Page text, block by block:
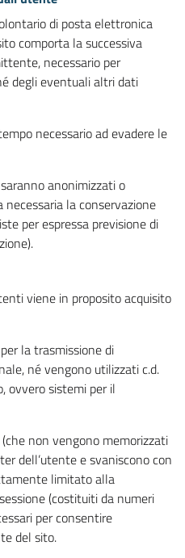
di posta elettronica
comporta la successiva
necessario per
degli eventuali altri dati
necessario ad evadere le
anonimizzati o
la conservazione
per espressa previsione di
viene in proposito acquisito
la trasmissione di
né vengono utilizzati c.d.
ovvero sistemi per il
(che non vengono memorizzati
dell’utente e svaniscono con
limitato alla
(costituiti da numeri
per consentire
del sito.